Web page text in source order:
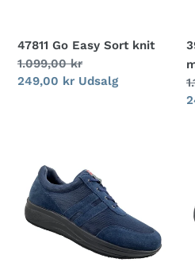
47811 Go Easy Sort knit
Normalpris
1.099,00 kr
Udsalgspris
249,00 kr Udsalg
Easy
navy
sko